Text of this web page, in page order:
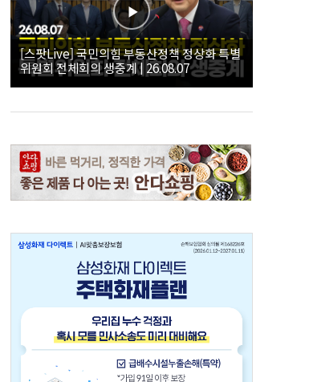
[스팟Live] 국민의힘 부동산정책 정상화 특별
위원회 전체회의 생중계 | 26.08.07